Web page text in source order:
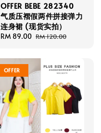
OFFER BEBE 282340
气质压褶假两件拼接弹力
连身裙 (现货实拍）
Sale
RM 89.00 Regular
RM 120.00
OFFER